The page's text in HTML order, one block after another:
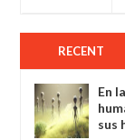
RECENT
En
sus